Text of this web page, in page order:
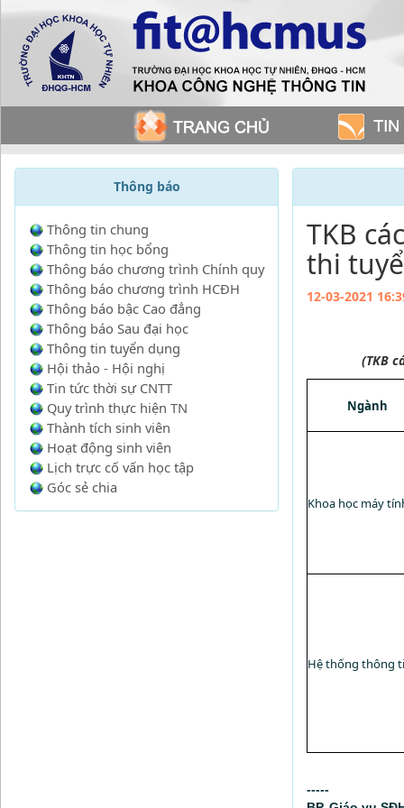
Thông báo
Thông tin chung
Thông tin học bổng
Thông báo chương trình Chính quy
Thông báo chương trình HCĐH
Thông báo bậc Cao đẳng
Thông báo Sau đại học
Thông tin tuyển dụng
Hội thảo - Hội nghị
Tin tức thời sự CNTT
Quy trình thực hiện TN
Thành tích sinh viên
Hoạt động sinh viên
Lịch trực cố vấn học tập
Góc sẻ chia
TKB
thi
12-03-2021
(TKB
Ngành
Khoa học máy
Hệ thống thông
-----